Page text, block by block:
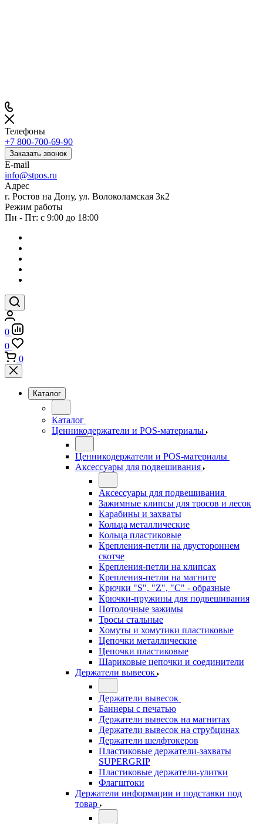
Телефоны
+7 800-700-69-90
Заказать звонок
E-mail
info@stpos.ru
Адрес
г. Ростов на Дону, ул. Волоколамская 3к2
Режим работы
Пн - Пт: с 9:00 до 18:00
0
0
0
Каталог
Каталог
Ценникодержатели и POS-материалы
Ценникодержатели и POS-материалы
Аксессуары для подвешивания
Аксессуары для подвешивания
Зажимные клипсы для тросов и лесок
Карабины и захваты
Кольца металлические
Кольца пластиковые
Крепления-петли на двустороннем
скотче
Крепления-петли на клипсах
Крепления-петли на магните
Крючки "S", "Z", "C" - образные
Крючки-пружины для подвешивания
Потолочные зажимы
Тросы стальные
Хомуты и хомутики пластиковые
Цепочки металлические
Цепочки пластиковые
Шариковые цепочки и соединители
Держатели вывесок
Держатели вывесок
Баннеры с печатью
Держатели вывесок на магнитах
Держатели вывесок на струбцинах
Держатели шелфтокеров
Пластиковые держатели-захваты
SUPERGRIP
Пластиковые держатели-улитки
Флагштоки
Держатели информации и подставки под
товар